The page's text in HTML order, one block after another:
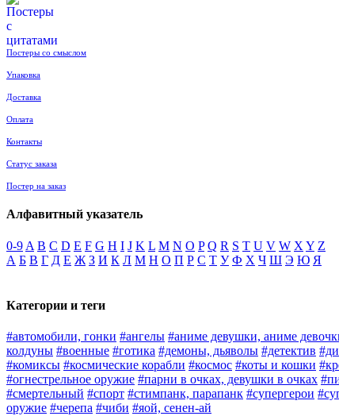
Постеры со смыслом
Упаковка
Доставка
Оплата
Контакты
Статус заказа
Постер на заказ
Алфавитный указатель
0-9 A B C D E F G H I J K L M N O P Q R S T U V W X Y Z
А Б В Г Д Е Ж З И К Л М Н О П Р С Т У Ф Х Ч Ш Э Ю Я
Категории и теги
#автомобили, гонки #ангелы #аниме девушки, аниме
колдуны #военные #готика #демоны, дьяволы #детектив
#комиксы #космические корабли #космос #коты и кошки
#огнестрельное оружие #парни в очках, девушки в очках
#смертельный #спорт #стимпанк, парапанк #супергерои
оружие #черепа #чиби #яой, сенен-ай